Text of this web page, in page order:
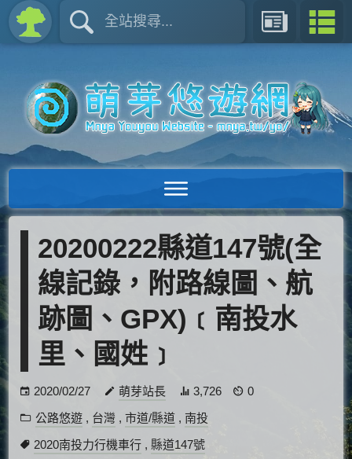
20200222縣道147號(全
線記錄，附路線圖、航
跡圖、GPX)﹝南投水
里、國姓﹞
2020/02/27 萌芽站長 3,726
0
公路悠遊 , 台灣 ,市道/縣道 , 南投
2020南投力行機車行 ,縣道147號